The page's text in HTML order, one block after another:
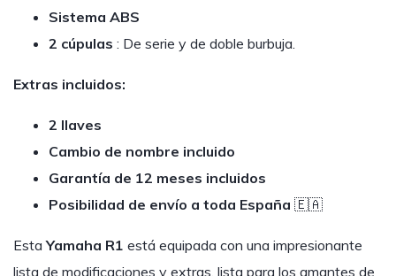
Sistema ABS
2 cúpulas : De serie y de doble burbuja.
Extras incluidos:
2 llaves
Cambio de nombre incluido
Garantía de 12 meses incluidos
Posibilidad de envío a toda España 🇪🇦
EstaYamaha R1 está equipada con una impresionante
lista de modificaciones y extras, lista para los amantes de